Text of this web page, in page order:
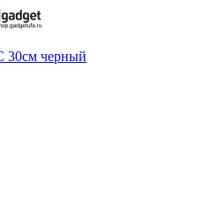
30см черный